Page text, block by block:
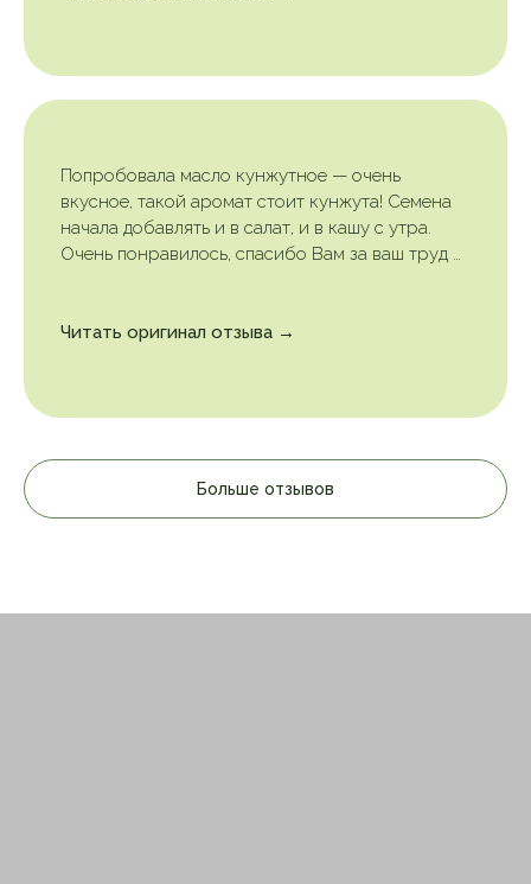
Попробовала масло кунжутное — очень
вкусное, такой аромат стоит кунжута! Семена
начала добавлять и в салат, и в кашу с утра.
Очень понравилось, спасибо Вам за ваш труд …
Читать оригинал отзыва →
Больше отзывов